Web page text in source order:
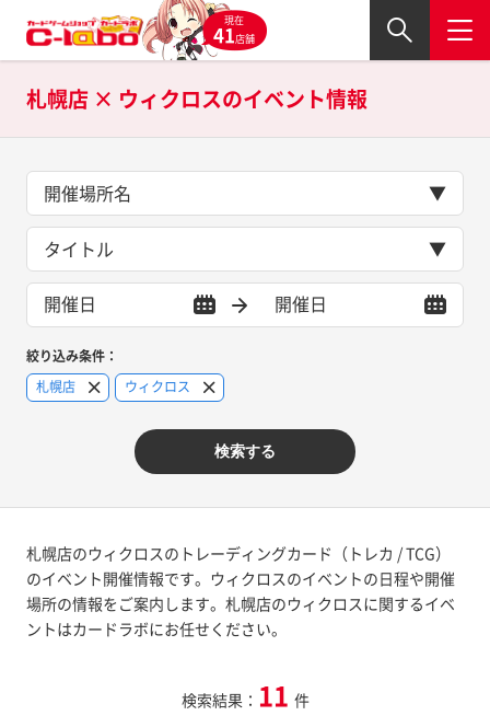
現在
41店舗
札幌店 × ウィクロスのイベント情報
開催場所名
タイトル
絞り込み条件：
札幌店
ウィクロス
検索する
札幌店のウィクロスのトレーディングカード（トレカ / TCG）
のイベント開催情報です。ウィクロスのイベントの日程や開催
場所の情報をご案内します。札幌店のウィクロスに関するイベ
ントはカードラボにお任せください。
検索結果： 11 件